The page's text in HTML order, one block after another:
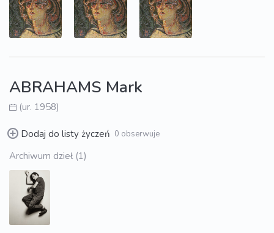
ABRAHAMS Mark
(ur. 1958)
Dodaj do listy życzeń 0 obserwuje
Archiwum dzieł (1)